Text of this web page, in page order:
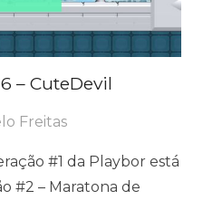
– CuteDevil
Freitas
#1 da Playbor está
#2 – Maratona de